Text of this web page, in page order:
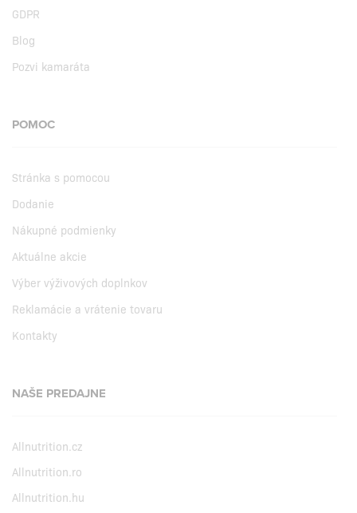
GDPR
Blog
Pozvi kamaráta
POMOC
Stránka s pomocou
Dodanie
Nákupné podmienky
Aktuálne akcie
Výber výživových doplnkov
Reklamácie a vrátenie tovaru
Kontakty
NAŠE PREDAJNE
Allnutrition.cz
Allnutrition.ro
Allnutrition.hu